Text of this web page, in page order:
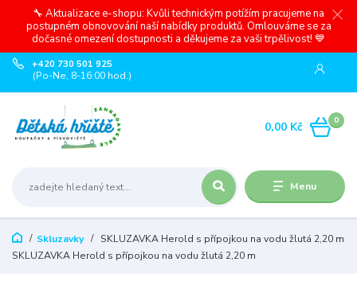
🔧 Aktualizace e-shopu: Kvůli technickým potížím pracujeme na
postupném obnovování naší nabídky produktů. Omlouváme se za
dočasné omezení dostupnosti a děkujeme za vaši trpělivost! 💙
Menu
+420 730 501 925
(Po-Ne, 8-16:00 hod.)
0
0,00 Kč
Skluzavky
SKLUZAVKA Herold s přípojkou na vodu žlutá 2,20 m
SKLUZAVKA Herold s přípojkou na vodu žlutá 2,20 m